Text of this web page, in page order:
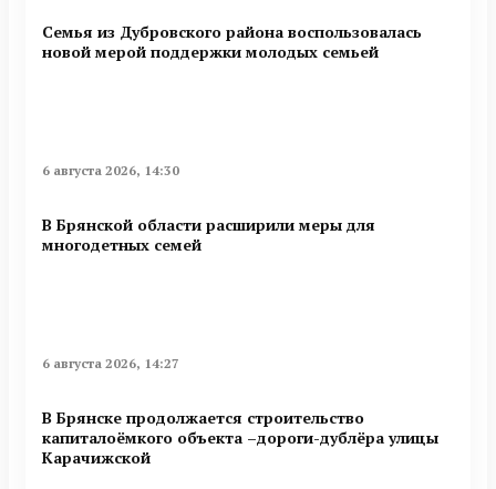
Семья из Дубровского района воспользовалась
новой мерой поддержки молодых семьей
6 августа 2026, 14:30
В Брянской области расширили меры для
многодетных семей
6 августа 2026, 14:27
В Брянске продолжается строительство
капиталоёмкого объекта –дороги-дублёра улицы
Карачижской